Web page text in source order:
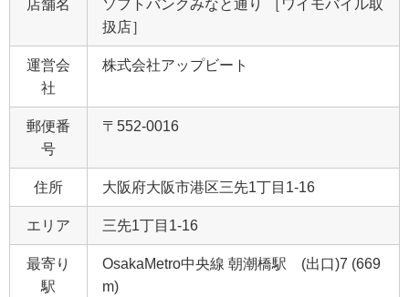
店舗名
ソフトバンクみなと通り ［ワイモバイル取
扱店］
運営会
社
株式会社アップビート
郵便番
号
〒552-0016
住所 大阪府大阪市港区三先1丁目1‐16
エリア 三先1丁目1-16
最寄り
駅
OsakaMetro中央線 朝潮橋駅 (出口)7 (669
m)